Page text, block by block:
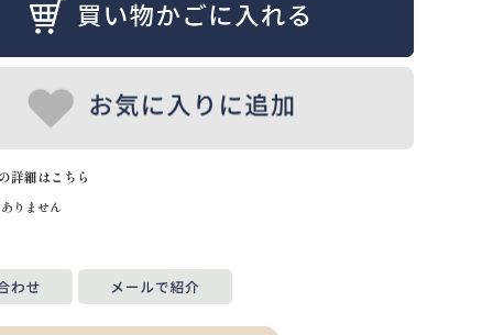
詳細はこちら
りません